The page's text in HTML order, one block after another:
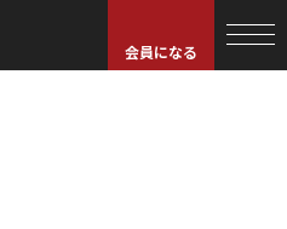
会員になる